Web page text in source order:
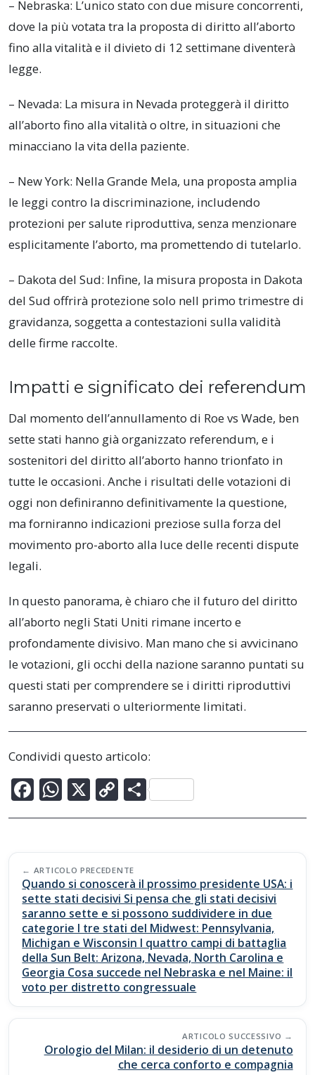
– Nebraska: L’unico stato con due misure concorrenti,
dove la più votata tra la proposta di diritto all’aborto
fino alla vitalità e il divieto di 12 settimane diventerà
legge.
– Nevada: La misura in Nevada proteggerà il diritto
all’aborto fino alla vitalità o oltre, in situazioni che
minacciano la vita della paziente.
– New York: Nella Grande Mela, una proposta amplia
le leggi contro la discriminazione, includendo
protezioni per salute riproduttiva, senza menzionare
esplicitamente l’aborto, ma promettendo di tutelarlo.
– Dakota del Sud: Infine, la misura proposta in Dakota
del Sud offrirà protezione solo nell primo trimestre di
gravidanza, soggetta a contestazioni sulla validità
delle firme raccolte.
Impatti e significato dei referendum
Dal momento dell’annullamento di Roe vs Wade, ben
sette stati hanno già organizzato referendum, e i
sostenitori del diritto all’aborto hanno trionfato in
tutte le occasioni. Anche i risultati delle votazioni di
oggi non definiranno definitivamente la questione,
ma forniranno indicazioni preziose sulla forza del
movimento pro-aborto alla luce delle recenti dispute
legali.
In questo panorama, è chiaro che il futuro del diritto
all’aborto negli Stati Uniti rimane incerto e
profondamente divisivo. Man mano che si avvicinano
le votazioni, gli occhi della nazione saranno puntati su
questi stati per comprendere se i diritti riproduttivi
saranno preservati o ulteriormente limitati.
Condividi questo articolo:
F
ac
b
o
o
k
W
h
s
A
p
p
X C
o
y
Li
n
k
C
o
di
vi
di
Post
navigation
ARTICOLO PRECEDENTE
Quando si conoscerà il prossimo presidente USA: i
sette stati decisivi Si pensa che gli stati decisivi
saranno sette e si possono suddividere in due
categorie I tre stati del Midwest: Pennsylvania,
Michigan e Wisconsin I quattro campi di battaglia
della Sun Belt: Arizona, Nevada, North Carolina e
Georgia Cosa succede nel Nebraska e nel Maine: il
voto per distretto congressuale
ARTICOLO SUCCESSIVO
Orologio del Milan: il desiderio di un detenuto
che cerca conforto e compagnia